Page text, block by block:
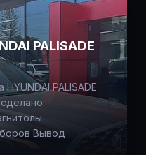
PALISADE
PALISADE
Вывод